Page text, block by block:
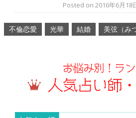
Posted on 2016年6月18
不倫恋愛 光華 結婚 美弦（み